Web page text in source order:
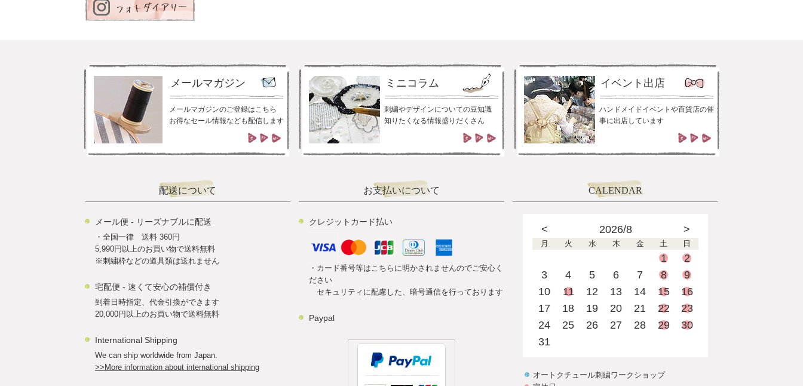
メールマガジン
メールマガジンのご登録はこちら
お得なセール情報なども配信します
ミニコラム
刺繍やデザインについての豆知識
知りたくなる情報盛りだくさん
イベント出店
ハンドメイドイベントや百貨店の催
事に出店しています
配送について
メール便 - リーズナブルに配送
・全国一律 送料 360円
5,990円以上のお買い物で送料無料
※刺繍枠などの道具類は送れません
宅配便 - 速くて安心の補償付き
到着日時指定、代金引換ができます
20,000円以上のお買い物で送料無料
International Shipping
We can ship worldwide from Japan.
>>More information about international shipping
お支払いについて
クレジットカード払い
・カード番号等はこちらに明かされませんのでご安心く
ださい
セキュリティに配慮した、暗号通信を行っております
Paypal
CALENDAR
< 2026/8 >
月 火 水 木 金 土 日
1
2
3
4 5 6 7 8
9
10
11 12 13 14 15
16
17
18 19 20 21 22
23
24
25 26 27 28 29
30
31
オートクチュール刺繍ワークショップ